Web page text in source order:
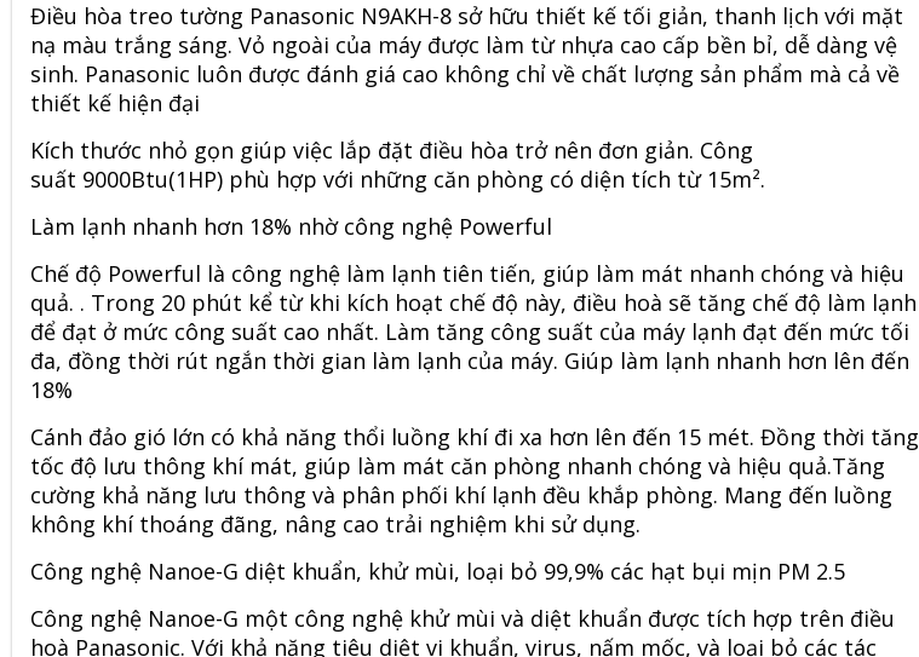
Điều hòa treo tường Panasonic N9AKH-8 sở hữu thiết kế tối giản, thanh lịch với mặt
nạ màu trắng sáng. Vỏ ngoài của máy được làm từ nhựa cao cấp bền bỉ, dễ dàng vệ
sinh. Panasonic luôn được đánh giá cao không chỉ về chất lượng sản phẩm mà cả về
thiết kế hiện đại
Kích thước nhỏ gọn giúp việc lắp đặt điều hòa trở nên đơn giản. Công
suất 9000Btu(1HP) phù hợp với những căn phòng có diện tích từ 15m².
Làm lạnh nhanh hơn 18% nhờ công nghệ Powerful
Chế độ Powerful là công nghệ làm lạnh tiên tiến, giúp làm mát nhanh chóng và hiệu
quả. . Trong 20 phút kể từ khi kích hoạt chế độ này, điều hoà sẽ tăng chế độ làm lạnh
để đạt ở mức công suất cao nhất. Làm tăng công suất của máy lạnh đạt đến mức tối
đa, đồng thời rút ngắn thời gian làm lạnh của máy. Giúp làm lạnh nhanh hơn lên đến
18%
Cánh đảo gió lớn có khả năng thổi luồng khí đi xa hơn lên đến 15 mét. Đồng thời tăng
tốc độ lưu thông khí mát, giúp làm mát căn phòng nhanh chóng và hiệu quả.Tăng
cường khả năng lưu thông và phân phối khí lạnh đều khắp phòng. Mang đến luồng
không khí thoáng đãng, nâng cao trải nghiệm khi sử dụng.
Công nghệ Nanoe-G diệt khuẩn, khử mùi, loại bỏ 99,9% các hạt bụi mịn PM 2.5
Công nghệ Nanoe-G một công nghệ khử mùi và diệt khuẩn được tích hợp trên điều
hoà Panasonic. Với khả năng tiêu diệt vi khuẩn, virus, nấm mốc, và loại bỏ các tác